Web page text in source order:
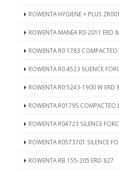
ROWENTA HYGIENE + PLUS
ROWENTA MANEA R0-2011 ERD
ROWENTA R0 1783 COMPACTEO
ROWENTA R0 4523 SLIENCE
ROWENTA R0 5243-1900 W ERD
ROWENTA R01795 COMPACTEO
ROWENTA R04723 SILENCE
ROWENTA R0573701 SILENCE
ROWENTA RB 155-205 ERD 827